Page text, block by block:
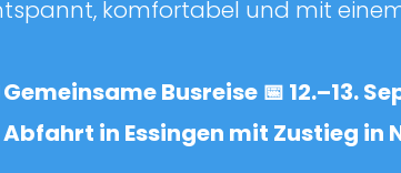
komfortabel und mit
Gemeinsame Busreise 📅 12.–13.
Abfahrt in Essingen mit Zustieg